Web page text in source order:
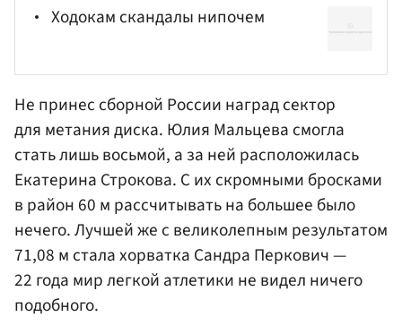
Ходокам скандалы нипочем
Не принес сборной России наград сектор
для метания диска. Юлия Мальцева смогла
стать лишь восьмой, а за ней расположилась
Екатерина Строкова. С их скромными бросками
в район 60 м рассчитывать на большее было
нечего. Лучшей же с великолепным результатом
71,08 м стала хорватка Сандра Перкович—
22 года мир легкой атлетики не видел ничего
подобного.